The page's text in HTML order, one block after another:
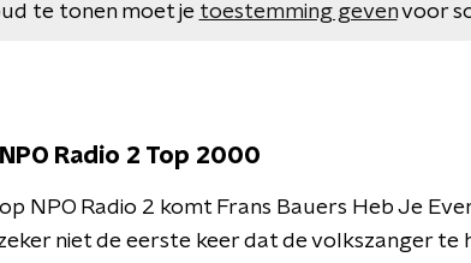
te tonen moet je toestemming gevenvoor
Radio 2 Top 2000
NPO Radio 2 komt Frans Bauers Heb Je
niet de eerste keer dat de volkszanger te